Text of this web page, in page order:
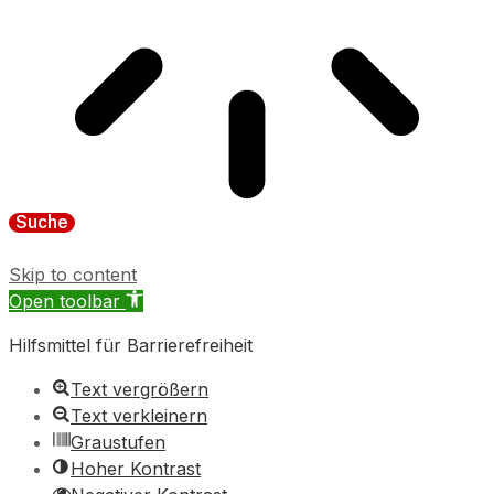
Suche
Skip to content
Open toolbar
Hilfsmittel für Barrierefreiheit
Text vergrößern
Text verkleinern
Graustufen
Hoher Kontrast